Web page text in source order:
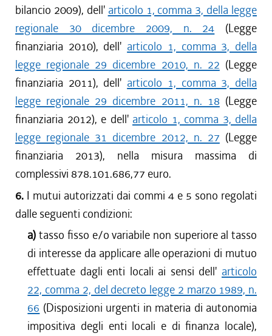
bilancio 2009), dell' articolo 1, comma 3, della legge
regionale 30 dicembre 2009, n. 24 (Legge
finanziaria 2010), dell' articolo 1, comma 3, della
legge regionale 29 dicembre 2010, n. 22 (Legge
finanziaria 2011), dell' articolo 1, comma 3, della
legge regionale 29 dicembre 2011, n. 18 (Legge
finanziaria 2012), e dell' articolo 1, comma 3, della
legge regionale 31 dicembre 2012, n. 27 (Legge
finanziaria 2013), nella misura massima di
complessivi 878.101.686,77 euro.
6. I mutui autorizzati dai commi 4 e 5 sono regolati
dalle seguenti condizioni:
a)tasso fisso e/o variabile non superiore al tasso
di interesse da applicare alle operazioni di mutuo
effettuate dagli enti locali ai sensi dell' articolo
22, comma 2, del decreto legge 2 marzo 1989, n.
66 (Disposizioni urgenti in materia di autonomia
impositiva degli enti locali e di finanza locale),